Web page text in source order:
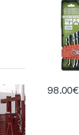
98.00€